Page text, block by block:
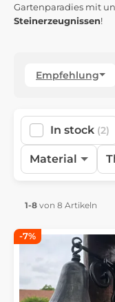
Gartenparadies mit
Steinerzeugnissen!
Empfehlung
In stock (2)
Material
1-8 von 8 Artikeln
-7%